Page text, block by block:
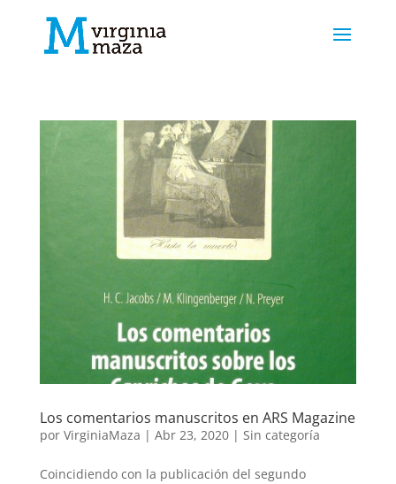
Los comentarios manuscritos en ARS Magazine
por VirginiaMaza | Abr 23, 2020| Sin categoría
Coincidiendo con la publicación del segundo